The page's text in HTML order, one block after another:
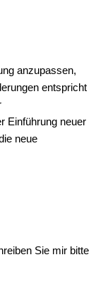
anzupassen,
entspricht
Einführung neuer
neue
Sie mir bitte